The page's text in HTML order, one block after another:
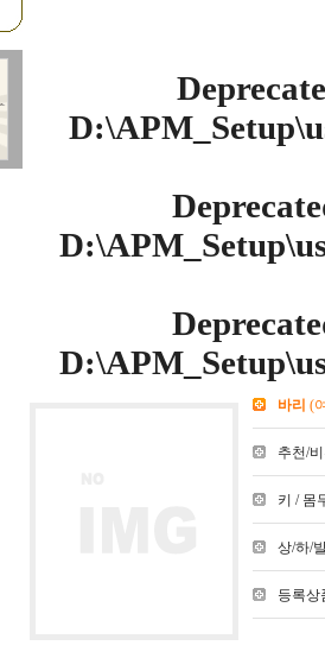
바리 (
추천/
키 / 몸
상/하/
등록상